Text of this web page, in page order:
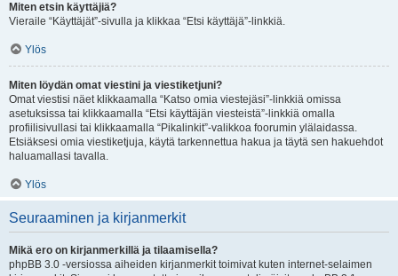
Miten etsin käyttäjiä?
Vieraile “Käyttäjät”-sivulla ja klikkaa “Etsi käyttäjä”-linkkiä.
Ylös
Miten löydän omat viestini ja viestiketjuni?
Omat viestisi näet klikkaamalla “Katso omia viestejäsi”-linkkiä omissa
asetuksissa tai klikkaamalla “Etsi käyttäjän viesteistä”-linkkiä omalla
profiilisivullasi tai klikkaamalla “Pikalinkit”-valikkoa foorumin ylälaidassa.
Etsiäksesi omia viestiketjuja, käytä tarkennettua hakua ja täytä sen hakuehdot
haluamallasi tavalla.
Ylös
Seuraaminen ja kirjanmerkit
Mikä ero on kirjanmerkillä ja tilaamisella?
phpBB 3.0 -versiossa aiheiden kirjanmerkit toimivat kuten internet-selaimen